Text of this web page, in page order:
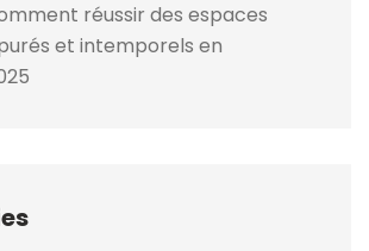
réussir des espaces
et intemporels en